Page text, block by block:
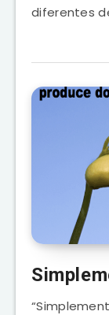
diferentes